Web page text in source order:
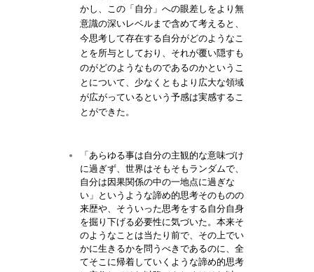
かし、この「自分」への眼差しをより無
意識の深いレベルまで含めて考えると、
今思考して存在する自分がどのようなこ
とを所与としており、それが覆い隠すも
のがどのようなものであるのかというこ
とについて、少なくともより広大な領域
が広がっているという予感は実感するこ
とができた。
「あらゆる事は自分の主観的な意味づけ
に過ぎず、世界はそもそもランダムで、
自分は因果関係の中の一地点に過ぎな
い」というような諦め的思考そのものの
来歴や、そういった思考をする自分自身
を掘り下げる必要性に気づいた。本来そ
のようなことは当たり前で、その上でい
かに生きるかを問うべきであるのに、全
てそこに帰着していくような諦め的思考